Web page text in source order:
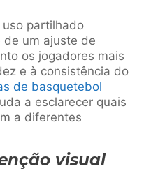
partilhado
um ajuste de
os jogadores mais
e à consistência do
de basquetebol
a esclarecer quais
a diferentes
visual